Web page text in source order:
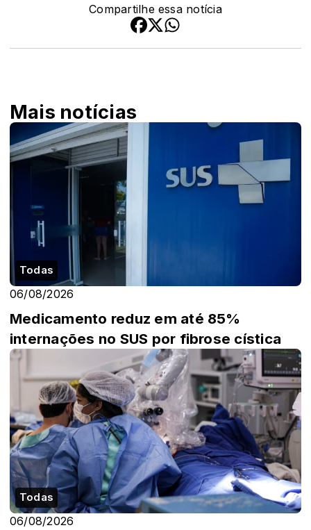
Compartilhe essa notícia
Mais notícias
Todas
06/08/2026
Medicamento reduz em até 85%
internações no SUS por fibrose cística
Todas
06/08/2026